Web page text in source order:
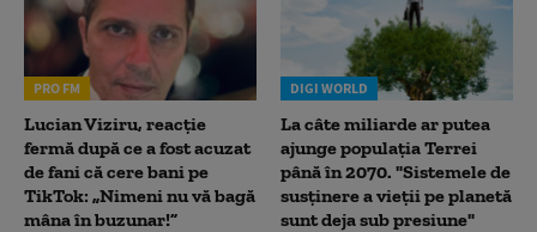
PRO FM
Lucian Viziru, reacție
fermă după ce a fost acuzat
de fani că cere bani pe
TikTok: „Nimeni nu vă bagă
mâna în buzunar!”
DIGI WORLD
La câte miliarde ar putea
ajunge populația Terrei
până în 2070. "Sistemele de
susținere a vieții pe planetă
sunt deja sub presiune"